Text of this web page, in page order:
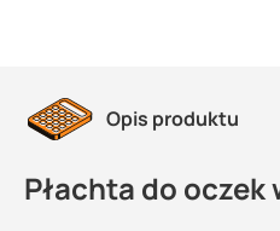
Opis produktu
Płachta do oczek